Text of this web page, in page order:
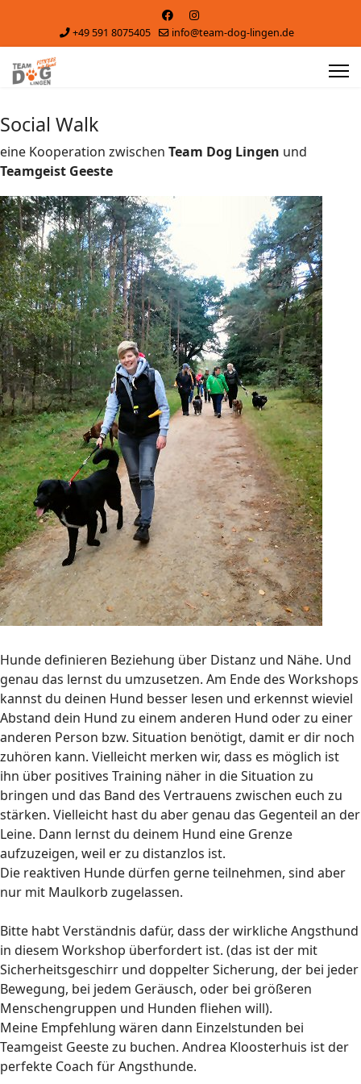
+49 591 8075405 info@team-dog-lingen.de
Social Walk
eine Kooperation zwischen Team Dog Lingen und
Teamgeist Geeste
Hunde definieren Beziehung über Distanz und Nähe. Und
genau das lernst du umzusetzen. Am Ende des Workshops
kannst du deinen Hund besser lesen und erkennst wieviel
Abstand dein Hund zu einem anderen Hund oder zu einer
anderen Person bzw. Situation benötigt, damit er dir noch
zuhören kann. Vielleicht merken wir, dass es möglich ist
ihn über positives Training näher in die Situation zu
bringen und das Band des Vertrauens zwischen euch zu
stärken. Vielleicht hast du aber genau das Gegenteil an der
Leine. Dann lernst du deinem Hund eine Grenze
aufzuzeigen, weil er zu distanzlos ist.
Die reaktiven Hunde dürfen gerne teilnehmen, sind aber
nur mit Maulkorb zugelassen.
Bitte habt Verständnis dafür, dass der wirkliche Angsthund
in diesem Workshop überfordert ist. (das ist der mit
Sicherheitsgeschirr und doppelter Sicherung, der bei jeder
Bewegung, bei jedem Geräusch, oder bei größeren
Menschengruppen und Hunden fliehen will).
Meine Empfehlung wären dann Einzelstunden bei
Teamgeist Geeste zu buchen. Andrea Kloosterhuis ist der
perfekte Coach für Angsthunde.